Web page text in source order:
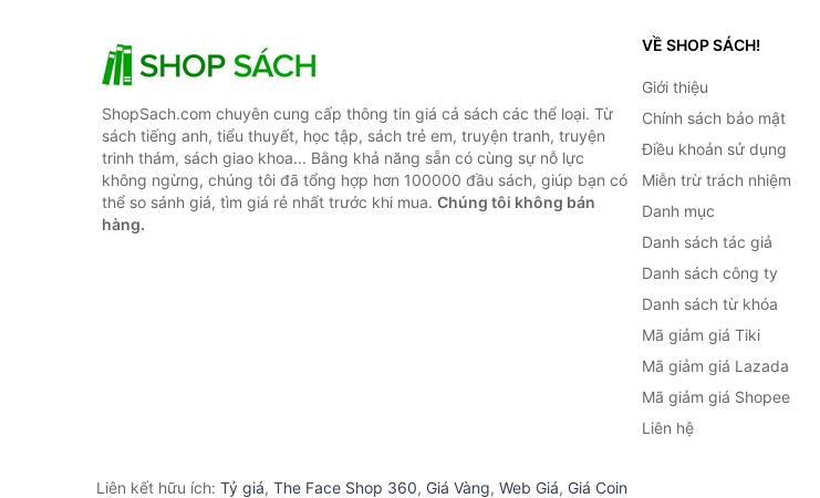
ShopSach.com chuyên cung cấp thông tin giá cả sách các thể loại. Từ
sách tiếng anh, tiểu thuyết, học tập, sách trẻ em, truyện tranh, truyện
trinh thám, sách giao khoa... Bằng khả năng sẵn có cùng sự nỗ lực
không ngừng, chúng tôi đã tổng hợp hơn 100000 đầu sách, giúp bạn có
thể so sánh giá, tìm giá rẻ nhất trước khi mua. Chúng tôi không bán
hàng.
VỀ SHOP SÁCH!
Giới thiệu
Chính sách bảo mật
Điều khoản sử dụng
Miễn trừ trách nhiệm
Danh mục
Danh sách tác giả
Danh sách công ty
Danh sách từ khóa
Mã giảm giá Tiki
Mã giảm giá Lazada
Mã giảm giá Shopee
Liên hệ
Liên kết hữu ích: Tỷ giá, The Face Shop 360, Giá Vàng, Web Giá, Giá Coin